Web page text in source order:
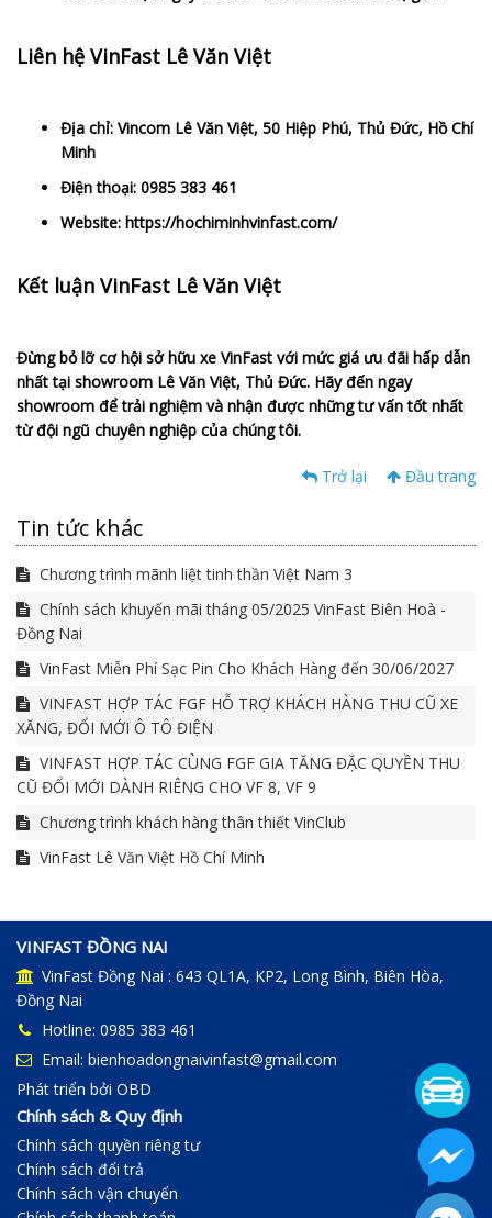
Liên hệ VinFast Lê Văn Việt
Địa chỉ: Vincom Lê Văn Việt, 50 Hiệp Phú, Thủ Đức, Hồ Chí
Minh
Điện thoại: 0985 383 461
Website: https://hochiminhvinfast.com/
Kết luận VinFast Lê Văn Việt
Đừng bỏ lỡ cơ hội sở hữu xe VinFast với mức giá ưu đãi hấp dẫn
nhất tại showroom Lê Văn Việt, Thủ Đức. Hãy đến ngay
showroom để trải nghiệm và nhận được những tư vấn tốt nhất
từ đội ngũ chuyên nghiệp của chúng tôi.
Trở lại Đầu trang
Tin tức khác
Chương trình mãnh liệt tinh thần Việt Nam 3
Chính sách khuyến mãi tháng 05/2025 VinFast Biên Hoà -
Đồng Nai
VinFast Miễn Phí Sạc Pin Cho Khách Hàng đến 30/06/2027
VINFAST HỢP TÁC FGF HỖ TRỢ KHÁCH HÀNG THU CŨ XE
XĂNG, ĐỔI MỚI Ô TÔ ĐIỆN
VINFAST HỢP TÁC CÙNG FGF GIA TĂNG ĐẶC QUYỀN THU
CŨ ĐỔI MỚI DÀNH RIÊNG CHO VF 8, VF 9
Chương trình khách hàng thân thiết VinClub
VinFast Lê Văn Việt Hồ Chí Minh
VINFAST ĐỒNG NAI
VinFast Đồng Nai : 643 QL1A, KP2, Long Bình, Biên Hòa,
Đồng Nai
Hotline: 0985 383 461
Email: bienhoadongnaivinfast@gmail.com
Phát triển bởi OBD
Chính sách & Quy định
Chính sách quyền riêng tư
Chính sách đổi trả
Chính sách vận chuyển